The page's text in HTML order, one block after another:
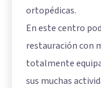
ortopédicas.
En este centro
restauración con
totalmente
sus muchas